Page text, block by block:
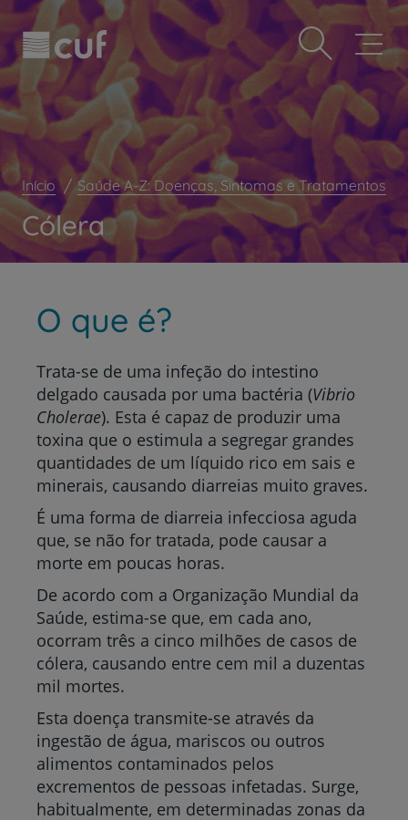
Observação:
este
inclui
um
sistema
de
acessibilidade.
Passar
para
conteúdo
principal
Prevenção e bem-estar
Grandes Áreas da Saúde
Serviços CUF
Plano +CUF
My CUF
Clientes e acompanhantes
CUF Academic Center
Para profissionais
Contacte-nos
Início Saúde A-Z: Doenças, Sintomas e Tratamentos
Cólera
O que é?
Trata-se de uma infeção do intestino
delgado causada por uma bactéria (Vibrio
Cholerae). Esta é capaz de produzir uma
toxina que o estimula a segregar grandes
quantidades de um líquido rico em sais e
minerais, causando diarreias muito graves.
É uma forma de diarreia infecciosa aguda
que, se não for tratada, pode causar a
morte em poucas horas.
De acordo com a Organização Mundial da
Saúde, estima-se que, em cada ano,
ocorram três a cinco milhões de casos de
cólera, causando entre cem mil a duzentas
mil mortes.
Esta doença transmite-se através da
ingestão de água, mariscos ou outros
alimentos contaminados pelos
excrementos de pessoas infetadas. Surge,
habitualmente, em determinadas zonas da